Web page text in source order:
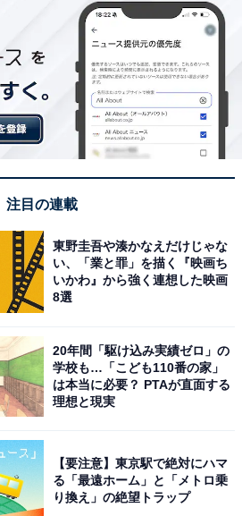
1 2
注目の連載
東野圭吾や湊かなえだけじゃな
い、「業と罪」を描く『映画ち
いかわ』から強く連想した映画
8選
20年間「駆け込み実績ゼロ」の
学校も…「こども110番の家」
は本当に必要？ PTAが直面する
理想と現実
【要注意】東京駅で絶対にハマ
る「最遠ホーム」と「メトロ乗
り換え」の絶望トラップ